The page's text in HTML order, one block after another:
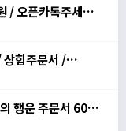
오픈카톡주세요 /
힘주문서 /
행운 주문서 60%